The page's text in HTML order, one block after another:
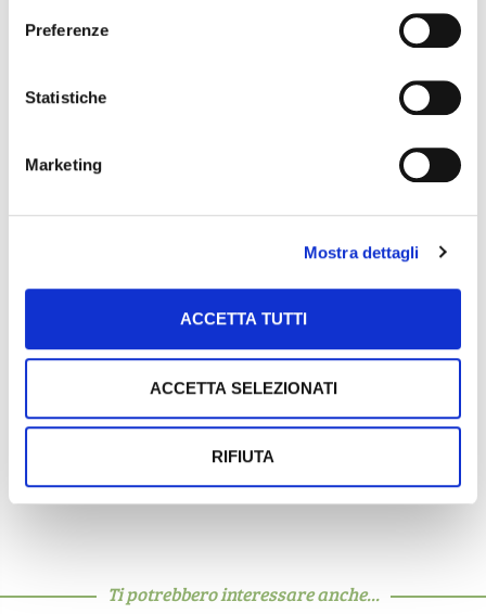
Preferenze
Statistiche
Marketing
Mostra dettagli
ACCETTA TUTTI
ACCETTA SELEZIONATI
RIFIUTA
AGCO MASSEY FERGUSON TRATTORI
Ti potrebbero interessare anche...